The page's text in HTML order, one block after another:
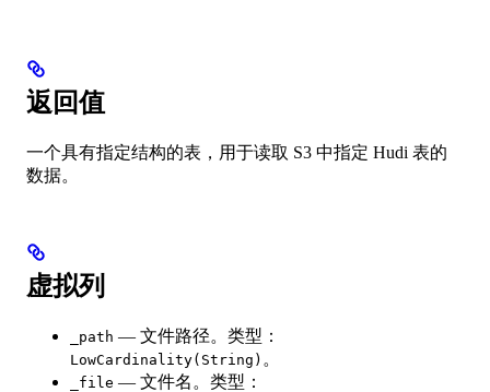
返回值
一个具有指定结构的表，用于读取 S3 中指定 Hudi 表的
数据。
虚拟列
_path — 文件路径。类型：
LowCardinality(String) 。
_file — 文件名。类型：